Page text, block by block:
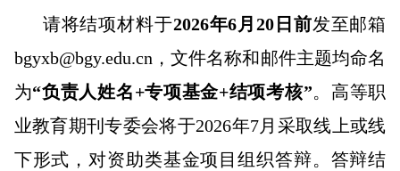
请将结项材料于2026年6月20日前发至邮箱
bgyxb@bgy.edu.cn，文件名称和邮件主题均命名
为“负责人姓名+专项基金+结项考核”。高等职
业教育期刊专委会将于2026年7月采取线上或线
下形式，对资助类基金项目组织答辩。答辩结